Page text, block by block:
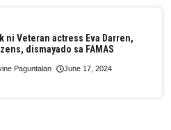
ni Veteran actress Eva Darren,
dismayado sa FAMAS
Paguntalan June 17, 2024